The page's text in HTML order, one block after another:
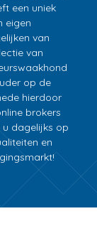
een uniek
eigen
van
van
op de
hierdoor
brokers
u dagelijks op
en